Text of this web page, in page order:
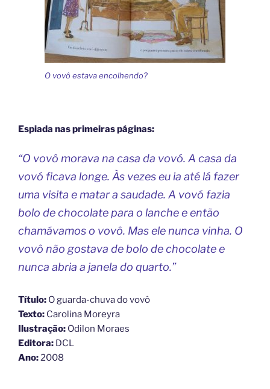
O vovô estava encolhendo?
Espiada nas primeiras páginas:
“O vovô morava na casa da vovó. A casa da
vovó ficava longe. Às vezes eu ia até lá fazer
uma visita e matar a saudade. A vovó fazia
bolo de chocolate para o lanche e então
chamávamos o vovô. Mas ele nunca vinha. O
vovô não gostava de bolo de chocolate e
nunca abria a janela do quarto.”
Título: O guarda-chuva do vovô
Texto: Carolina Moreyra
Ilustração: Odilon Moraes
Editora: DCL
Ano:2008